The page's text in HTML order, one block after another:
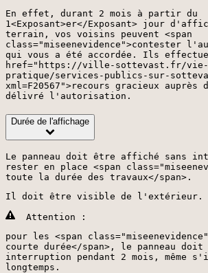
En effet, durant 2 mois à partir du
1<Exposant>er</Exposant> jour
terrain, vos voisins peuvent <span
class="miseenevidence">contester
qui vous a été accordée. Ils
href="https://ville-sottevast.fr/vie-
pratique/services-publics-sur-
xml=F20567">recours gracieux auprès
délivré l'autorisation.
Durée de l'affichage
Le panneau doit être affiché sans
rester en place <span
toute la durée des travaux</span>.
Il doit être visible de l'extérieur.
Attention :
pour les <span
courte durée</span>, le panneau
interruption pendant 2 mois, même
longtemps.